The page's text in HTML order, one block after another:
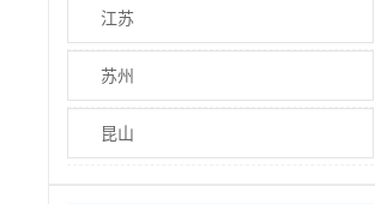
江苏
苏州
昆山